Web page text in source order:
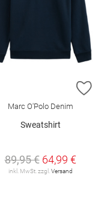
HINZUFÜGEN
Marc O'Polo Denim
Sweatshirt
89,95 € 64,99 €
inkl. MwSt. zzgl.Versand